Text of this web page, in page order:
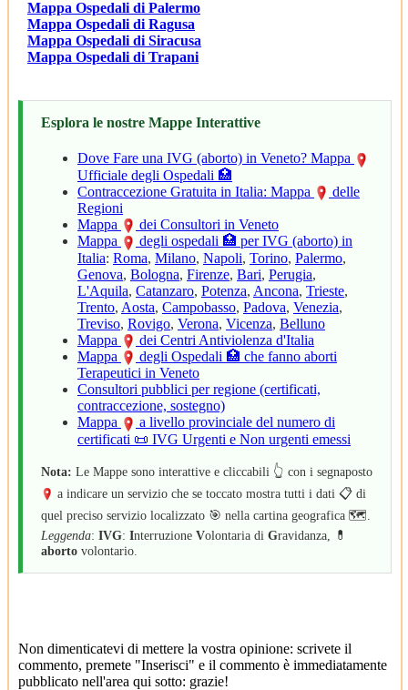
Mappa Ospedali di Palermo
Mappa Ospedali di Ragusa
Mappa Ospedali di Siracusa
Mappa Ospedali di Trapani
Esplora le nostre Mappe Interattive
Dove Fare una IVG (aborto) in Veneto? Mappa
Ufficiale degli Ospedali 🏥
Contraccezione Gratuita in Italia: Mappa
delle
Regioni
Mappa
dei Consultori in Veneto
Mappa
degli ospedali 🏥 per IVG (aborto) in
Italia: Roma, Milano, Napoli, Torino, Palermo,
Genova, Bologna, Firenze, Bari, Perugia,
L'Aquila, Catanzaro, Potenza, Ancona, Trieste,
Trento, Aosta, Campobasso, Padova, Venezia,
Treviso, Rovigo, Verona, Vicenza, Belluno
Mappa
dei Centri Antiviolenza d'Italia
Mappa
degli Ospedali 🏥 che fanno aborti
Terapeutici in Veneto
Consultori pubblici per regione (certificati,
contraccezione, sostegno)
Mappa
a livello provinciale del numero di
certificati 📜 IVG Urgenti e Non urgenti emessi
Nota: Le Mappe sono interattive e cliccabili 👆 con i segnaposto
a indicare un servizio che se toccato mostra tutti i dati 📋 di
quel preciso servizio localizzato 🎯 nella cartina geografica 🗺️.
Leggenda: IVG: Interruzione Volontaria di Gravidanza, 💊
aborto volontario.
Non dimenticatevi di mettere la vostra opinione: scrivete il
commento, premete "Inserisci" e il commento è immediatamente
pubblicato nell'area qui sotto: grazie!